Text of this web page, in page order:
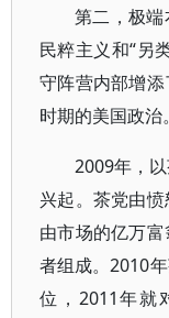
第二，极
民粹主义和“另
守阵营内部增
时期的美国政治。
2009年，
兴起。茶党由
由市场的亿万
者组成。2010
位，2011年就